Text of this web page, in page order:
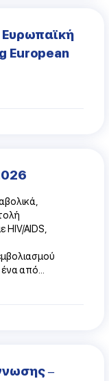
Ευρωπαϊκή
European
AIDS,
από...
–